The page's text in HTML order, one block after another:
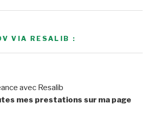
VIA RESALIB :
avec Resalib
mes prestations sur ma page